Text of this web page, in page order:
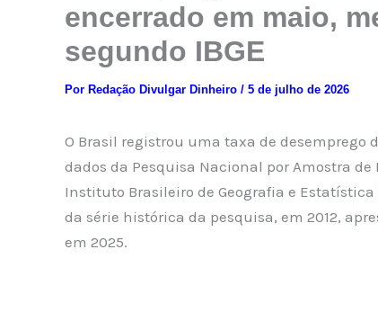
encerrado em maio,
segundo IBGE
Por Redação Divulgar Dinheiro / 5 de julho de 2026
O Brasil registrou uma taxa de desemprego
dados da Pesquisa Nacional por Amostra
Instituto Brasileiro de Geografia e
da série histórica da pesquisa, em 2012,
em 2025.